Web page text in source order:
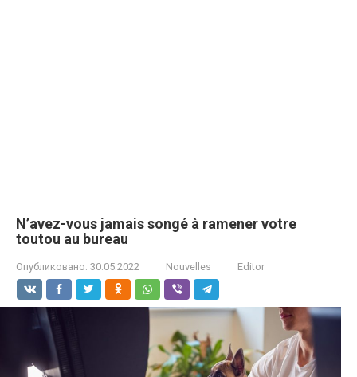
N’avez-vous jamais songé à ramener votre
toutou au bureau
Опубликовано: 30.05.2022 Nouvelles Editor